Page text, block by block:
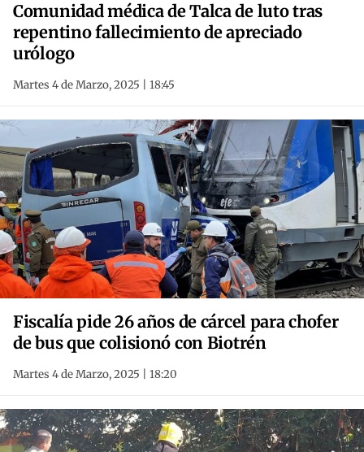
Comunidad médica de Talca de luto tras
repentino fallecimiento de apreciado
urólogo
Martes 4 de Marzo, 2025 | 18:45
Fiscalía pide 26 años de cárcel para chofer
de bus que colisionó con Biotrén
Martes 4 de Marzo, 2025 | 18:20